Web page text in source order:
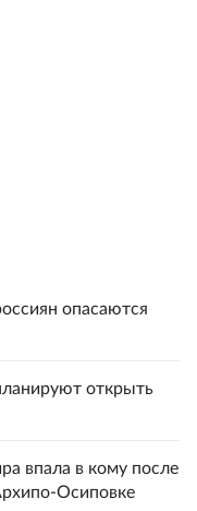
опасаются
открыть
впала в кому после
Осиповке